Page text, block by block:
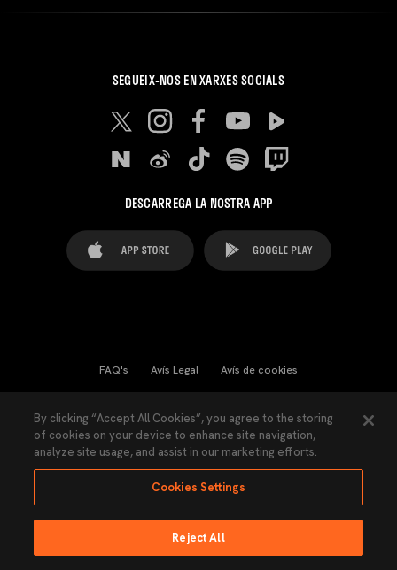
SEGUEIX-NOS EN XARXES SOCIALS
DESCARREGA LA NOSTRA APP
FAQ's Avís Legal Avís de cookies
Llei de Transparència Política de Privacitat
Accessibilitat
Ninguna parte de esta página puede ser reproducida sin el permiso del Valencia
By clicking “Accept All Cookies”, you agree to the storing
of cookies on your device to enhance site navigation,
analyze site usage, and assist in our marketing efforts.
Cookies Settings
Reject All